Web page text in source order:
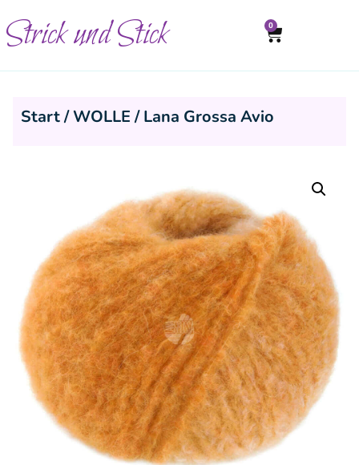
Strick und Stick 0
Start/WOLLE/ Lana Grossa Avio